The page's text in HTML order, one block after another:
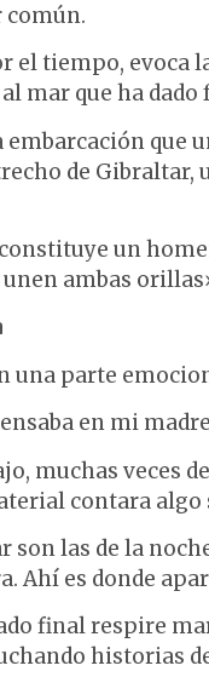
común.
el tiempo, evoca
mar que ha
embarcación que
de
un
ambas
una parte
en mi
muchas veces
contara algo
son las de la
Ahí es donde
final respire
historias